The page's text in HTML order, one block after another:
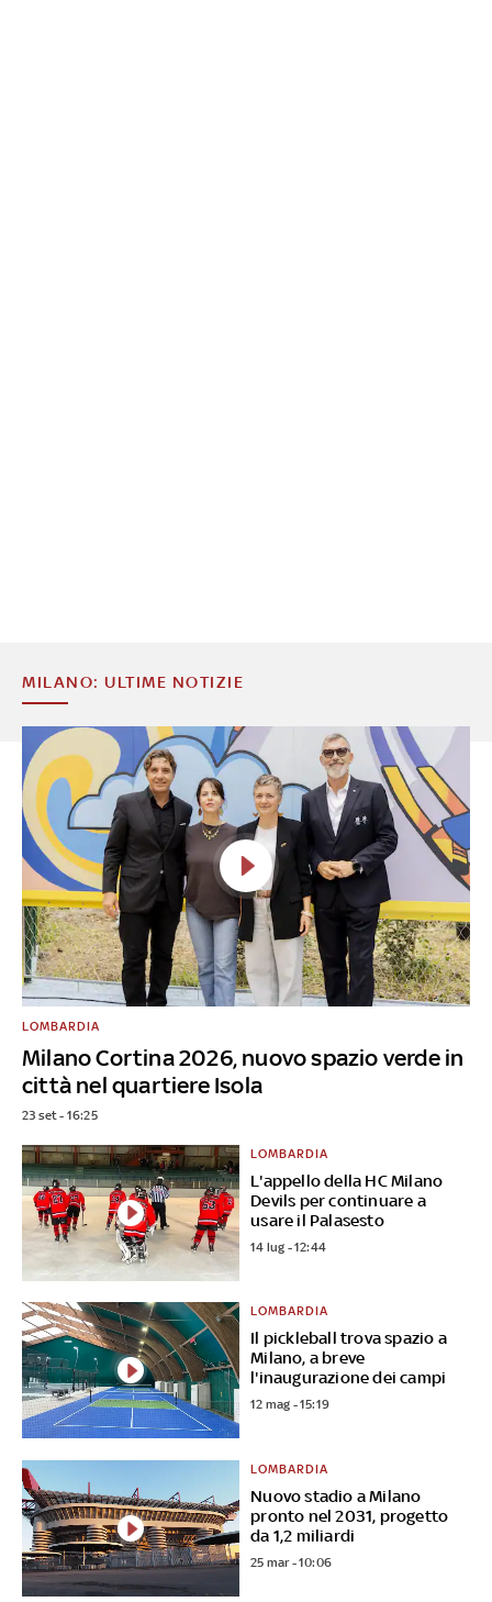
MILANO: ULTIME NOTIZIE
Milano Cortina 2026, nuovo spazio verde in
città nel quartiere Isola
LOMBARDIA
23 set - 16:25
L'appello della HC Milano
Devils per continuare a
usare il Palasesto
LOMBARDIA
14 lug - 12:44
Il pickleball trova spazio a
Milano, a breve
l'inaugurazione dei campi
LOMBARDIA
12 mag - 15:19
Nuovo stadio a Milano
pronto nel 2031, progetto
da 1,2 miliardi
LOMBARDIA
25 mar - 10:06